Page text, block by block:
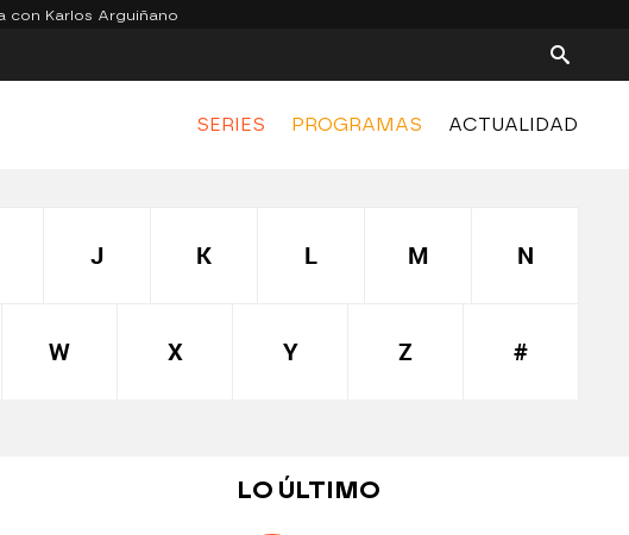
con Karlos Arguiñano
SERIES PROGRAMAS ACTUALIDAD
J K L M N
W X Y Z #
LO ÚLTIMO